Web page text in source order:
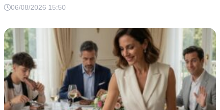
cancelar el depósito mensual descubrí que llevaba años
de humillarlo.
06/08/2026 15:50